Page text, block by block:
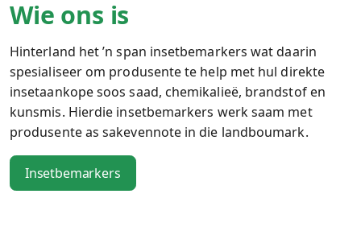
Wie ons is
Hinterland het ’n span insetbemarkers wat daarin
spesialiseer om produsente te help met hul direkte
insetaankope soos saad, chemikalieë, brandstof en
kunsmis. Hierdie insetbemarkers werk saam met
produsente as sakevennote in die landboumark.
Insetbemarkers